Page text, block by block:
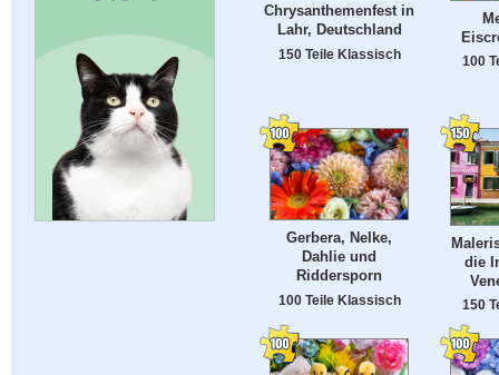
Chrysanthemenfest in
Lahr, Deutschland
150 Teile Klassisch
100
Gerbera, Nelke,
Dahlie und
Riddersporn
100 Teile Klassisch
die
150